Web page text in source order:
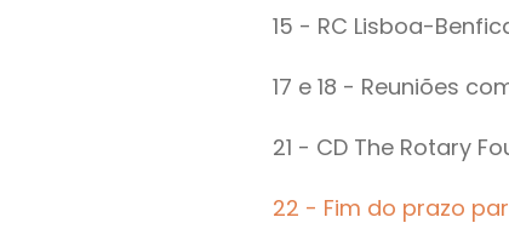
15 - RC Lisboa-
17 e 18 - Reuniões
21 - CD The Rotary
22 - Fim do prazo